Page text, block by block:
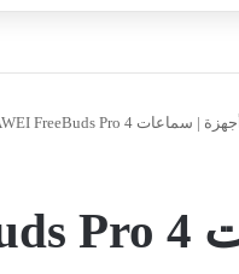
| سماعات HUAWEI FreeBuds Pro 4: صوت عالي الجودة بتصميم أنيق